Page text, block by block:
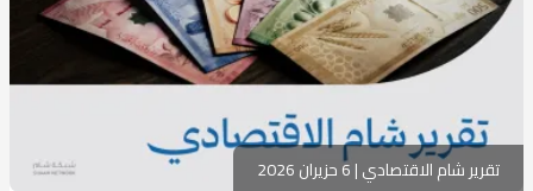
تقرير شام الاقتصادي | 6 حزيران 2026